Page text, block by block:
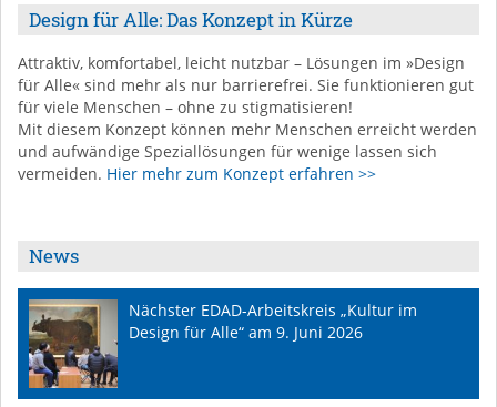
Design für Alle: Das Konzept in Kürze
Attraktiv, komfortabel, leicht nutzbar – Lösungen im »Design
für Alle« sind mehr als nur barrierefrei. Sie funktionieren gut
für viele Menschen – ohne zu stigmatisieren!
Mit diesem Konzept können mehr Menschen erreicht werden
und aufwändige Speziallösungen für wenige lassen sich
vermeiden. Hier mehr zum Konzept erfahren >>
News
Nächster EDAD-Arbeitskreis „Kultur im
Design für Alle“ am 9. Juni 2026